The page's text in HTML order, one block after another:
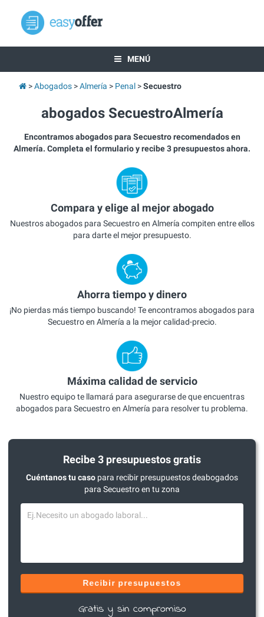
MENÚ
Abogados Almería Penal Secuestro
abogados SecuestroAlmería
Encontramos abogados para Secuestro recomendados en
Almería. Completa el formulario y recibe 3 presupuestos ahora.
Compara y elige al mejor abogado
Nuestros abogados para Secuestro en Almería compiten entre ellos
para darte el mejor presupuesto.
Ahorra tiempo y dinero
¡No pierdas más tiempo buscando! Te encontramos abogados para
Secuestro en Almería a la mejor calidad-precio.
Máxima calidad de servicio
Nuestro equipo te llamará para asegurarse de que encuentras
abogados para Secuestro en Almería para resolver tu problema.
Recibe 3 presupuestos gratis
Cuéntanos tu caso para recibir presupuestos deabogados
para Secuestro en tu zona
Recibir presupuestos
Gratis y sin compromiso